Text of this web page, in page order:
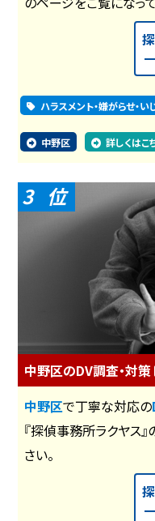
ハラスメント・嫌がらせ・
中野区 詳しくはこ
3
中野区のDV調査・対策
中野区で丁寧な対応の
『探偵事務所ラクヤス
さい。